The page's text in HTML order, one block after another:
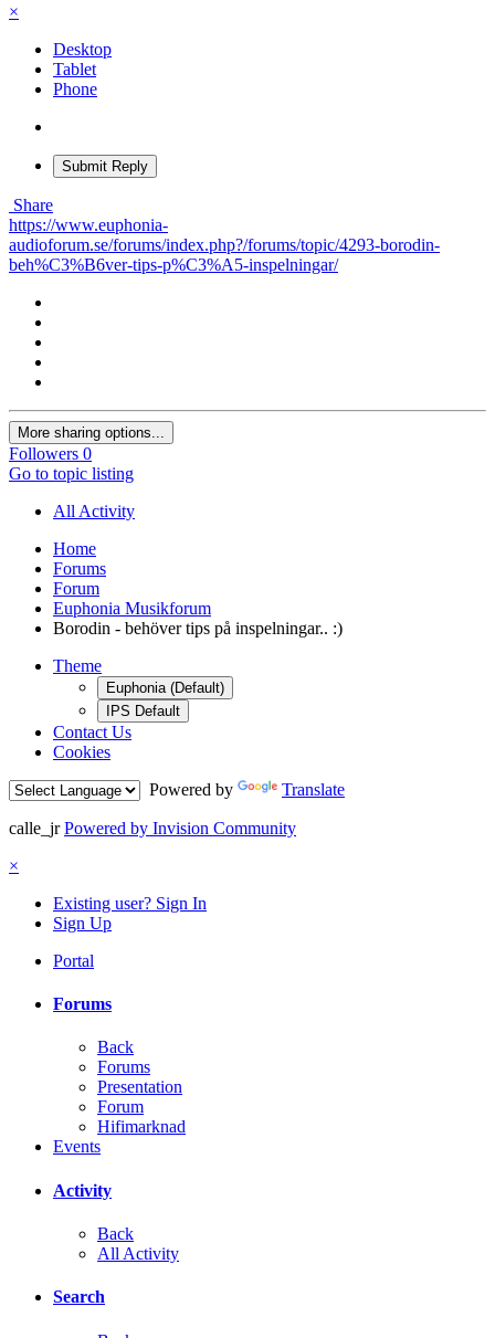
×
Desktop
Tablet
Phone
Submit Reply
Share
https://www.euphonia-
audioforum.se/forums/index.php?/forums/topic/4293-borodin-
beh%C3%B6ver-tips-p%C3%A5-inspelningar/
More sharing options...
Followers 0
Go to topic listing
All Activity
Home
Forums
Forum
Euphonia Musikforum
Borodin - behöver tips på inspelningar.. :)
Theme
Euphonia (Default)
IPS Default
Contact Us
Cookies
Powered by
Translate
calle_jr Powered by Invision Community
×
Existing user? Sign In
Sign Up
Portal
Forums
Back
Forums
Presentation
Forum
Hifimarknad
Events
Activity
Back
All Activity
Search